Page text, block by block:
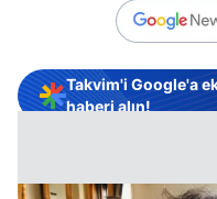
Takvim'i Google'a
haberi alın!